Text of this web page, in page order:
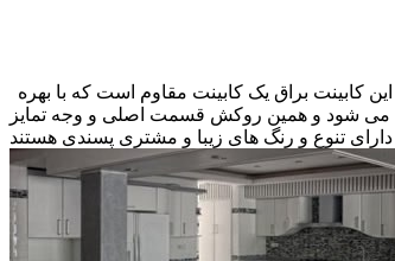
کابینت براق یک کابینت مقاوم است که با بهره
می شود و همین روکش قسمت اصلی و وجه تمایز
تنوع و رنگ های زیبا و مشتری پسندی هستند